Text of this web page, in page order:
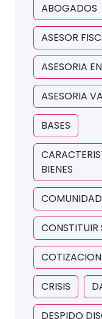
ABOGADOS
ASESOR
ASESORIA
ASESORIA
BASES
BIENES
COMUNIDAD
COTIZACION
CRISIS
DESPIDO